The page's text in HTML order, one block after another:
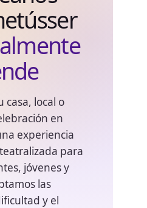
casa, local o
en
experiencia
para
jóvenes y
las
y el